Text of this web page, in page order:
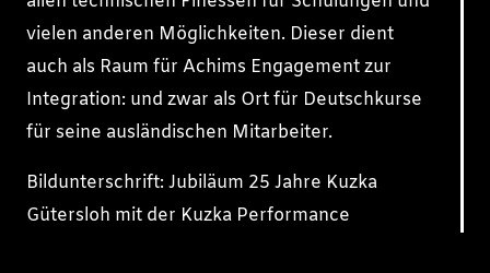
vielen anderen Möglichkeiten. Dieser dient
auch als Raum für Achims Engagement zur
Integration: und zwar als Ort für Deutschkurse
für seine ausländischen Mitarbeiter.
Bildunterschrift: Jubiläum 25 Jahre Kuzka
Gütersloh mit der Kuzka Performance